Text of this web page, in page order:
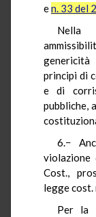
en. 33 del
Nella
principi di
e di
pubbliche,
6.−
violazione
Cost.,
legge cost.
Per la